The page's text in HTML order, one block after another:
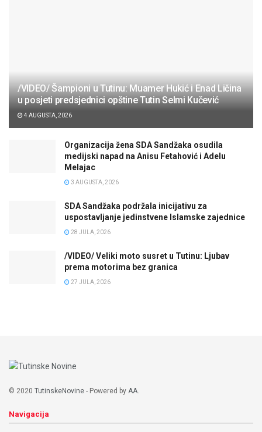
/VIDEO/ Šampioni u Tutinu: Muamer Hukić i Enad Ličina
u posjeti predsjednici opštine Tutin Selmi Kučević
4 AUGUSTA, 2026
Organizacija žena SDA Sandžaka osudila
medijski napad na Anisu Fetahović i Adelu
Melajac
3 AUGUSTA, 2026
SDA Sandžaka podržala inicijativu za
uspostavljanje jedinstvene Islamske zajednice
28 JULA, 2026
/VIDEO/ Veliki moto susret u Tutinu: Ljubav
prema motorima bez granica
27 JULA, 2026
© 2020 TutinskeNovine - Powered by AA.
Navigacija